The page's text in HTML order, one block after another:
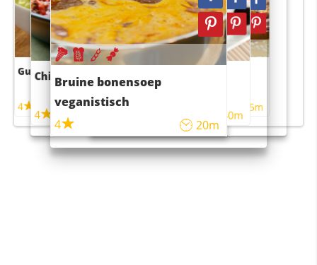
Guacamole
4
Chili con carne
4 45m
Bruine bonensoep
veganistisch
4
20m
Sushi rijstsalade
maaltijdsalade
40m
4 55m